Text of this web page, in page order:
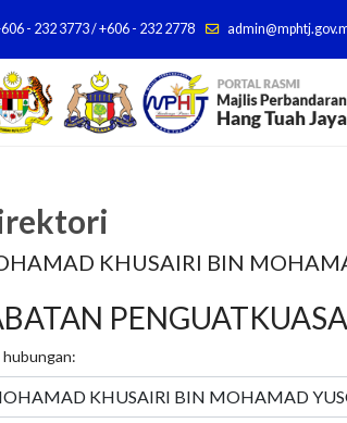
- 232 3773 / +606 - 232 2778
KHUSAIRI BIN
hubungan: